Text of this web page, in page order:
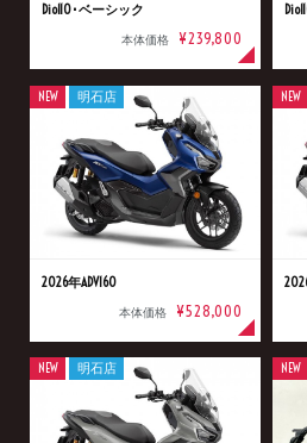
Dio110･ベーシック
本体価格 ¥239,800
2026年ADV160
本体価格 ¥528,000
NEW 明石店 NEW
NEW 明石店 NEW